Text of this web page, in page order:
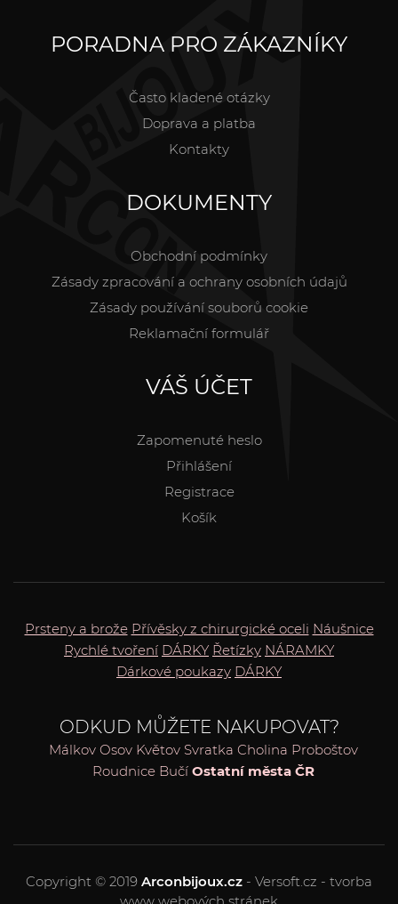
PORADNA PRO ZÁKAZNÍKY
Často kladené otázky
Doprava a platba
Kontakty
DOKUMENTY
Obchodní podmínky
Zásady zpracování a ochrany osobních údajů
Zásady používání souborů cookie
Reklamační formulář
VÁŠ ÚČET
Zapomenuté heslo
Přihlášení
Registrace
Košík
Prsteny a brože Přívěsky z chirurgické oceli Náušnice
Rychlé tvoření DÁRKY Řetízky NÁRAMKY
Dárkové poukazy DÁRKY
ODKUD MŮŽETE NAKUPOVAT?
Málkov Osov Květov Svratka Cholina Proboštov
Roudnice Bučí Ostatní města ČR
Copyright © 2019 Arconbijoux.cz - Versoft.cz - tvorba